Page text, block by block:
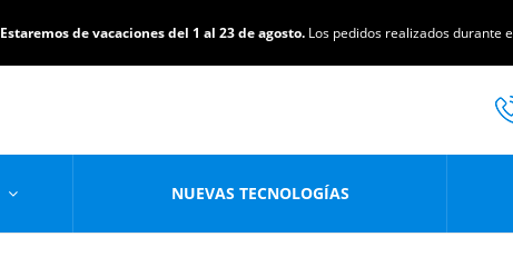
Estaremos de vacaciones del 1 al 23 de agosto. Los pedidos realizados durante
NUEVAS TECNOLOGÍAS